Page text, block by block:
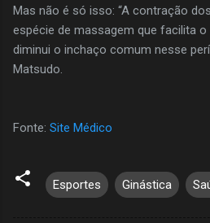
Mas não é só isso: “A contração
espécie de massagem que facilita
diminui o inchaço comum nesse
Matsudo.
Fonte: Site Médico
Esportes Ginástica